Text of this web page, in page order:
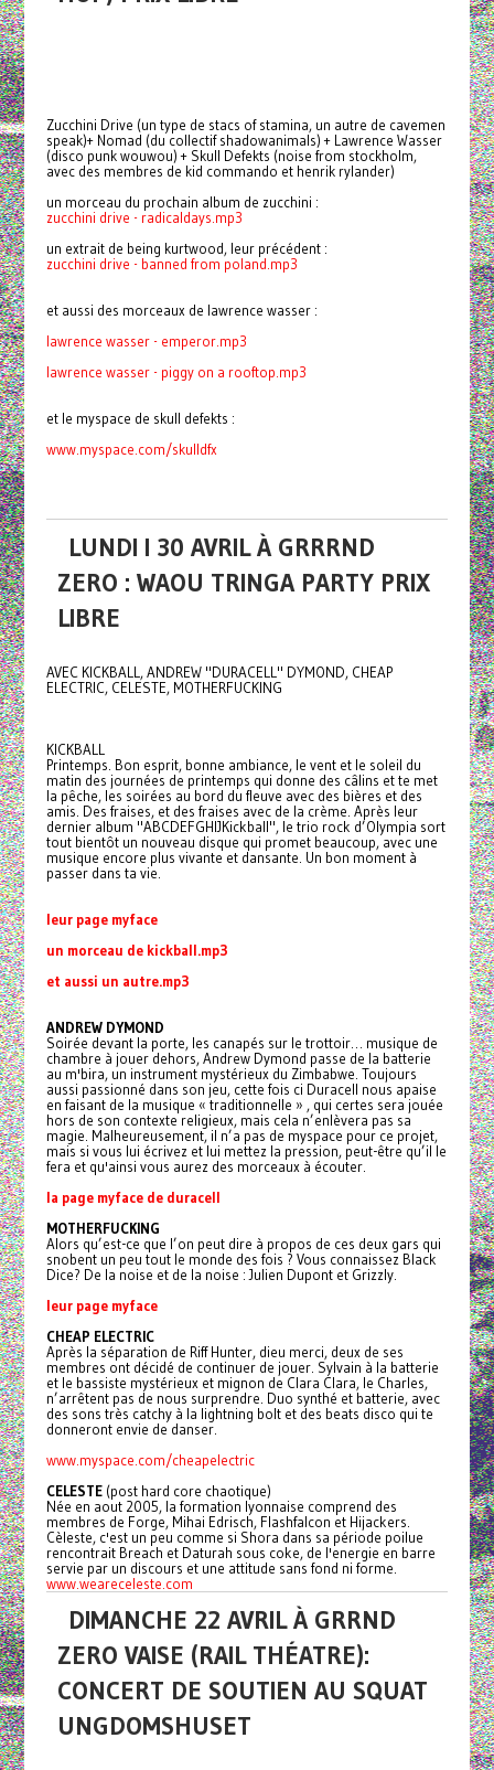
Zucchini Drive (un type de stacs of stamina, un autre de cavemen
speak)+ Nomad (du collectif shadowanimals) + Lawrence Wasser
(disco punk wouwou) + Skull Defekts (noise from stockholm,
avec des membres de kid commando et henrik rylander)
un morceau du prochain album de zucchini :
zucchini drive - radicaldays.mp3
un extrait de being kurtwood, leur précédent :
zucchini drive - banned from poland.mp3
et aussi des morceaux de lawrence wasser :
lawrence wasser - emperor.mp3
lawrence wasser - piggy on a rooftop.mp3
et le myspace de skull defekts :
www.myspace.com/skulldfx
LUNDI I 30 AVRIL À GRRRND
ZERO : WAOU TRINGA PARTY PRIX
LIBRE
AVEC KICKBALL, ANDREW "DURACELL" DYMOND, CHEAP
ELECTRIC, CELESTE, MOTHERFUCKING
KICKBALL
Printemps. Bon esprit, bonne ambiance, le vent et le soleil du
matin des journées de printemps qui donne des câlins et te met
la pêche, les soirées au bord du fleuve avec des bières et des
amis. Des fraises, et des fraises avec de la crème. Après leur
dernier album "ABCDEFGHIJKickball", le trio rock d’Olympia sort
tout bientôt un nouveau disque qui promet beaucoup, avec une
musique encore plus vivante et dansante. Un bon moment à
passer dans ta vie.
leur page myface
un morceau de kickball.mp3
et aussi un autre.mp3
ANDREW DYMOND
Soirée devant la porte, les canapés sur le trottoir… musique de
chambre à jouer dehors, Andrew Dymond passe de la batterie
au m'bira, un instrument mystérieux du Zimbabwe. Toujours
aussi passionné dans son jeu, cette fois ci Duracell nous apaise
en faisant de la musique « traditionnelle » , qui certes sera jouée
hors de son contexte religieux, mais cela n’enlèvera pas sa
magie. Malheureusement, il n’a pas de myspace pour ce projet,
mais si vous lui écrivez et lui mettez la pression, peut-être qu’il le
fera et qu'ainsi vous aurez des morceaux à écouter.
la page myface de duracell
MOTHERFUCKING
Alors qu’est-ce que l’on peut dire à propos de ces deux gars qui
snobent un peu tout le monde des fois ? Vous connaissez Black
Dice? De la noise et de la noise : Julien Dupont et Grizzly.
leur page myface
CHEAP ELECTRIC
Après la séparation de Riff Hunter, dieu merci, deux de ses
membres ont décidé de continuer de jouer. Sylvain à la batterie
et le bassiste mystérieux et mignon de Clara Clara, le Charles,
n’arrêtent pas de nous surprendre. Duo synthé et batterie, avec
des sons très catchy à la lightning bolt et des beats disco qui te
donneront envie de danser.
www.myspace.com/cheapelectric
CELESTE (post hard core chaotique)
Née en aout 2005, la formation lyonnaise comprend des
membres de Forge, Mihai Edrisch, Flashfalcon et Hijackers.
Cèleste, c'est un peu comme si Shora dans sa période poilue
rencontrait Breach et Daturah sous coke, de l'energie en barre
servie par un discours et une attitude sans fond ni forme.
www.weareceleste.com
DIMANCHE 22 AVRIL À GRRND
ZERO VAISE (RAIL THÉATRE):
CONCERT DE SOUTIEN AU SQUAT
UNGDOMSHUSET